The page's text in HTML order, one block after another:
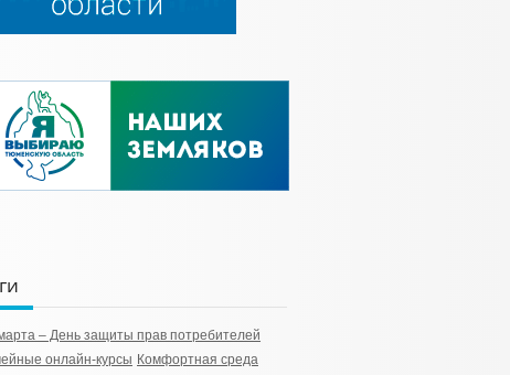
– День защиты прав потребителей
онлайн-курсы Комфортная среда